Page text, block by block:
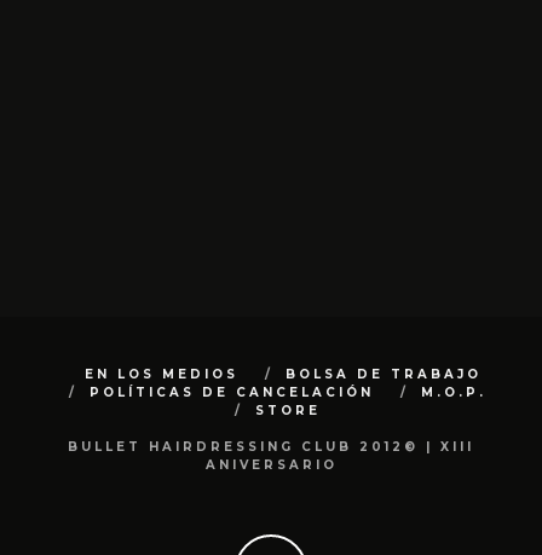
EN LOS MEDIOS
BOLSA DE TRABAJO
POLÍTICAS DE CANCELACIÓN
M.O.P.
STORE
BULLET HAIRDRESSING CLUB 2012© | XIII
ANIVERSARIO